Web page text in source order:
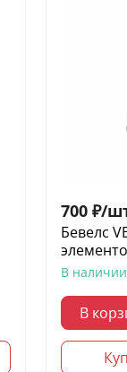
700 ₽/
Бевелс
В наличии
В